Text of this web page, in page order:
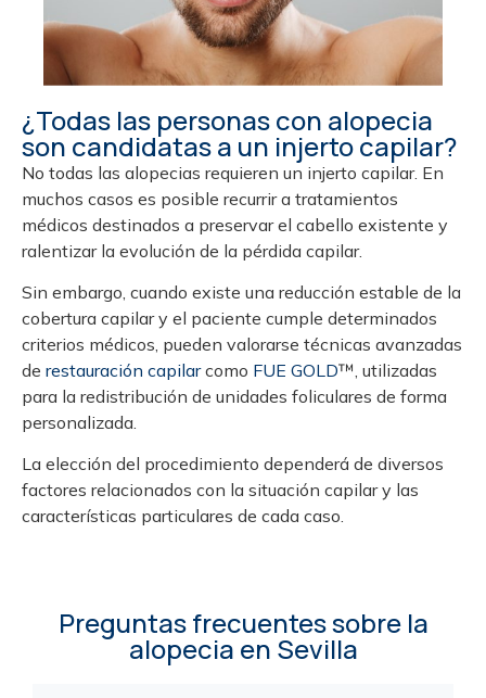
¿Todas las personas con alopecia
son candidatas a un injerto capilar?
No todas las alopecias requieren un injerto capilar. En
muchos casos es posible recurrir a tratamientos
médicos destinados a preservar el cabello existente y
ralentizar la evolución de la pérdida capilar.
Sin embargo, cuando existe una reducción estable de la
cobertura capilar y el paciente cumple determinados
criterios médicos, pueden valorarse técnicas avanzadas
de restauración capilarcomo FUE GOLD™, utilizadas
para la redistribución de unidades foliculares de forma
personalizada.
La elección del procedimiento dependerá de diversos
factores relacionados con la situación capilar y las
características particulares de cada caso.
Preguntas frecuentes sobre la
alopecia en Sevilla